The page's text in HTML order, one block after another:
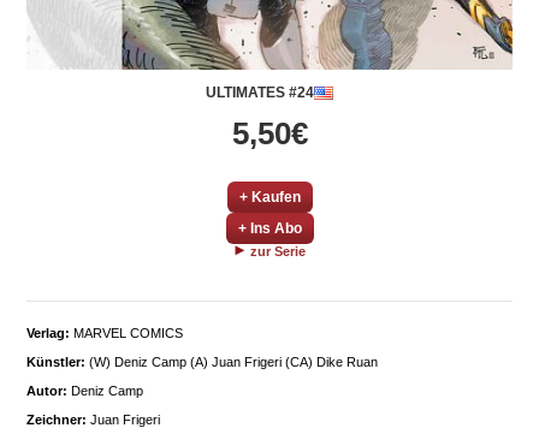
ULTIMATES #24
5,50€
+ Kaufen
+ Ins Abo
zur Serie
Verlag: MARVEL COMICS
Künstler: (W) Deniz Camp (A) Juan Frigeri (CA) Dike Ruan
Autor: Deniz Camp
Zeichner: Juan Frigeri